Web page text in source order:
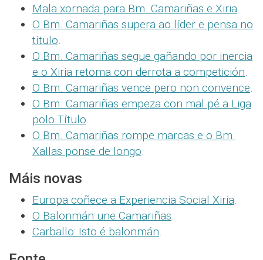
Mala xornada para Bm. Camariñas e Xiria.
O Bm. Camariñas supera ao líder e pensa no
título.
O Bm. Camariñas segue gañando por inercia
e o Xiria retoma con derrota a competición.
O Bm. Camariñas vence pero non convence.
O Bm. Camariñas empeza con mal pé a Liga
polo Título.
O Bm. Camariñas rompe marcas e o Bm.
Xallas ponse de longo.
Máis novas
Europa coñece a Experiencia Social Xiria.
O Balonmán une Camariñas.
Carballo: Isto é balonmán.